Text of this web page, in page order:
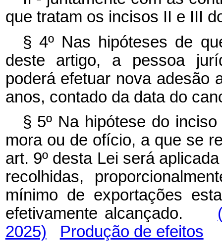
que tratam os incisos II e III
§ 4º Nas hipóteses de
deste artigo, a pessoa
poderá efetuar nova adesão
anos, contado da data do
§ 5º Na hipótese do
mora ou de ofício, a que se
art. 9º desta Lei será
recolhidas,
mínimo de exportações
efetivamente alcançado.
2025)
Produção de efeitos